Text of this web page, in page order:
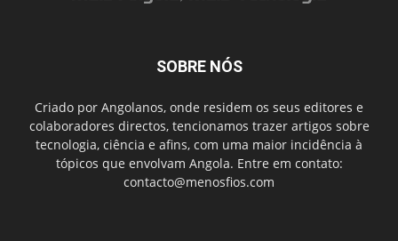
SOBRE NÓS
Criado por Angolanos, onde residem os seus editores e
colaboradores directos, tencionamos trazer artigos sobre
tecnologia, ciência e afins, com uma maior incidência à
tópicos que envolvam Angola. Entre em contato:
contacto@menosfios.com